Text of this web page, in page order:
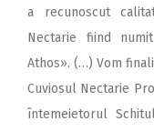
a recunoscut
Nectarie fiind
Athos». (…) Vom
Cuviosul Nectarie
întemeietorul